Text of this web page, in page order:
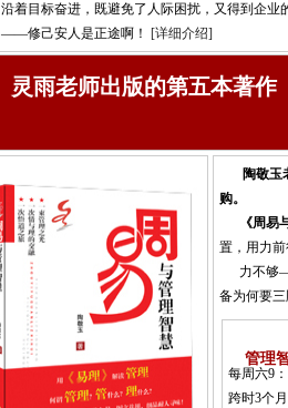
沿着目标奋进，既避免了人际困扰，又得到企业
——修己安人是正途啊！ [详细介绍]
灵雨老师出版的第五本著作
陶敬玉
购。
《周易
置，用力
力不够——
备为何要
管理
每周六9
跨时3个月